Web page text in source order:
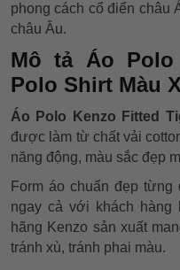
phong cách cổ điển châu
châu Âu.
Mô tả Áo Polo
Polo Shirt Màu
Áo Polo Kenzo Fitted
được làm từ chất vải
năng động, màu sắc đẹp
Form áo chuẩn đẹp
ngay cả với khách hàng
hãng Kenzo sản xuất
tránh xù, tránh phai màu.